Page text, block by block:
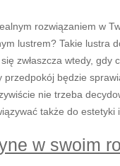
rozwiązaniem w
lustrem? Takie lustra
zwłaszcza wtedy,
przedpokój będzie
nie trzeba
także do estetyki
w swoim